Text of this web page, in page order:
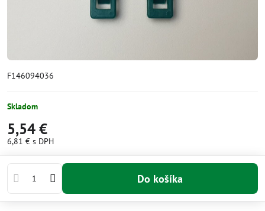
F146094036
Skladom
5,54 €
6,81 € s DPH
Do košíka